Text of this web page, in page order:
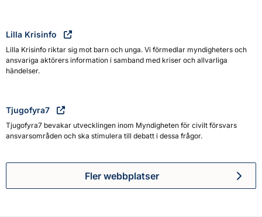
Lilla Krisinfo
Lilla Krisinfo riktar sig mot barn och unga. Vi förmedlar myndigheters och
ansvariga aktörers information i samband med kriser och allvarliga
händelser.
Tjugofyra7
Tjugofyra7 bevakar utvecklingen inom Myndigheten för civilt försvars
ansvarsområden och ska stimulera till debatt i dessa frågor.
Fler webbplatser